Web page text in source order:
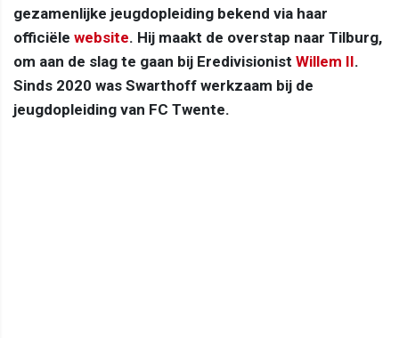
gezamenlijke jeugdopleiding bekend via haar
officiële website. Hij maakt de overstap naar Tilburg,
om aan de slag te gaan bij Eredivisionist Willem II.
Sinds 2020 was Swarthoff werkzaam bij de
jeugdopleiding van FC Twente.